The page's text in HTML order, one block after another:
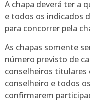
A chapa deverá ter a
e todos os indicados
para concorrer pela
As chapas somente
número previsto de
conselheiros titulares
conselheiro e todos
confirmarem